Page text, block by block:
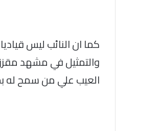
كما ان النائب ليس
والتمثيل في مشهد
العيب علي من سمح له